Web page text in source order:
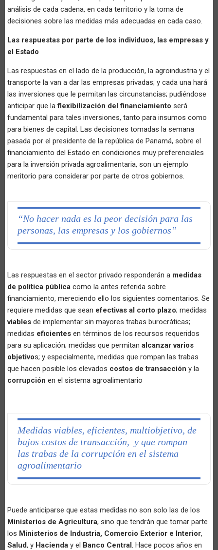
análisis de cada cadena, en cada territorio y la toma de
decisiones sobre las medidas más adecuadas en cada caso.
Las respuestas por parte de los individuos, las empresas y
el Estado
Las respuestas en el lado de la producción, la agroindustria y el
transporte la van a dar las empresas privadas; y cada una hará
las inversiones que le permitan las circunstancias; pudiéndose
anticipar que laflexibilización del financiamiento será
fundamental para tales inversiones, tanto para insumos como
para bienes de capital. Las decisiones tomadas la semana
pasada por el presidente de la república de Panamá, sobre el
financiamiento del Estado en condiciones muy preferenciales
para la inversión privada agroalimentaria, son un ejemplo
meritorio para considerar por parte de otros gobiernos.
“No hacer nada es la peor decisión para las
personas, las empresas y los gobiernos”
Las respuestas en el sector privado responderán a medidas
de política pública como la antes referida sobre
financiamiento, mereciendo ello los siguientes comentarios. Se
requiere medidas que sean efectivas al corto plazo; medidas
viables de implementar sin mayores trabas burocráticas;
medidas eficientes en términos de los recursos requeridos
para su aplicación; medidas que permitan alcanzar varios
objetivos; y especialmente, medidas que rompan las trabas
que hacen posible los elevados costos de transacción y la
corrupción en el sistema agroalimentario
Medidas viables, eficientes, multiobjetivo, de
bajos costos de transacción, y que rompan
las trabas de la corrupción en el sistema
agroalimentario
Puede anticiparse que estas medidas no son solo las de los
Ministerios de Agricultura, sino que tendrán que tomar parte
los Ministerios de Industria, Comercio Exterior e Interior,
Salud, y Hacienda y el Banco Central. Hace pocos años en